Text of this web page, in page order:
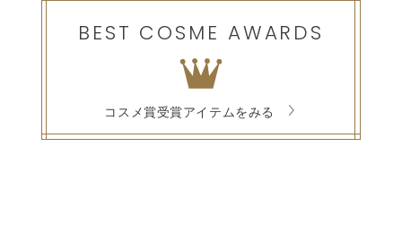
BEST COSME AWARDS
コスメ賞受賞アイテムをみる